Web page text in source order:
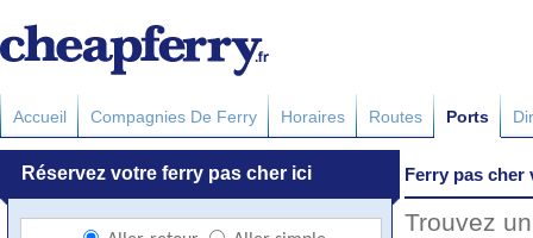
Accueil Compagnies De Ferry Horaires Routes Ports
Ferry pas cher
Trouvez